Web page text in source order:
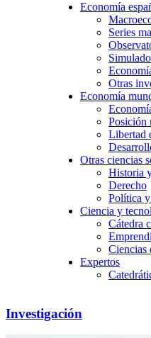
Economía
Series
Otras
Economía
Posición
Libertad
Otras ciencias
Historia
Derecho
Política
Ciencia y
Cátedra
Ciencias
Expertos
Investigación